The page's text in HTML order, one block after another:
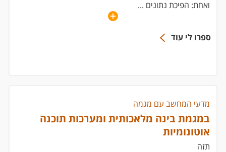
ואחת: הפיכת נתונים ...
ספרו לי עוד
מדעי המחשב עם מגמה
במגמת בינה מלאכותית ומערכות תוכנה
אוטונומיות
תזה